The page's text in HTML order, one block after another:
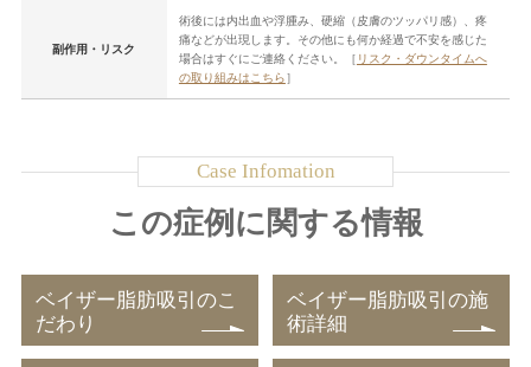
副作用・リスク
術後には内出血や浮腫み、硬縮（皮膚のツッパリ感）、疼
痛などが出現します。その他にも何か経過で不安を感じた
場合はすぐにご連絡ください。［ リスク・ダウンタイムへ
の取り組みはこちら］
この症例に関する情報
ベイザー脂肪吸引のこ
だわり
ベイザー脂肪吸引の施
術詳細